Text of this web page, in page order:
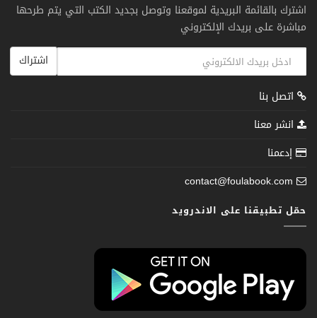
اشترك بالقائمة البريدية لموقعنا وتوصل بجديد الكتب التي يتم طرحها
مباشرة على بريدك الإلكتروني
اشتراك
اتصل بنا
انشر معنا
إدعمنا
contact@foulabook.com
حمّل تطبيقنا على الاندرويد